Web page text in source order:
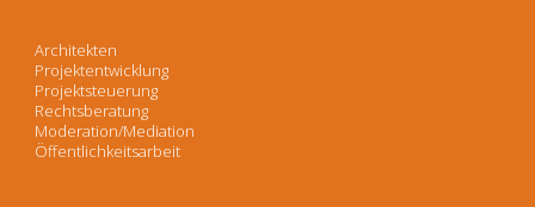
Architekten
Projektentwicklung
Projektsteuerung
Rechtsberatung
Moderation/Mediation
Öffentlichkeitsarbeit